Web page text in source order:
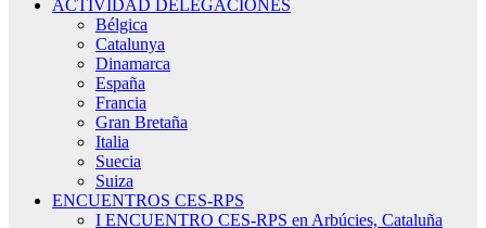
ACTIVIDAD DELEGACIONES
Bélgica
Catalunya
Dinamarca
España
Francia
Gran Bretaña
Italia
Suecia
Suiza
ENCUENTROS CES-RPS
I ENCUENTRO CES-RPS en Arbúcies, Cataluña